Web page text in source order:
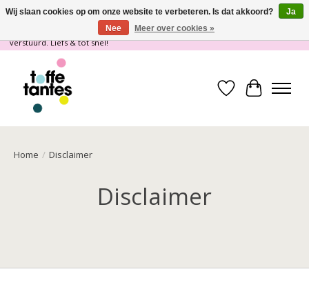
Wij gaan op vakantie! vanaf 4 juli t/m 21 juli worden er geen pakketjes
verstuurd. Liefs & tot snel!
Verlanglijst
Home / Disclaimer
Disclaimer
Wij slaan cookies op om onze website te verbeteren. Is dat akkoord?
Ja
Nee
Meer over cookies »